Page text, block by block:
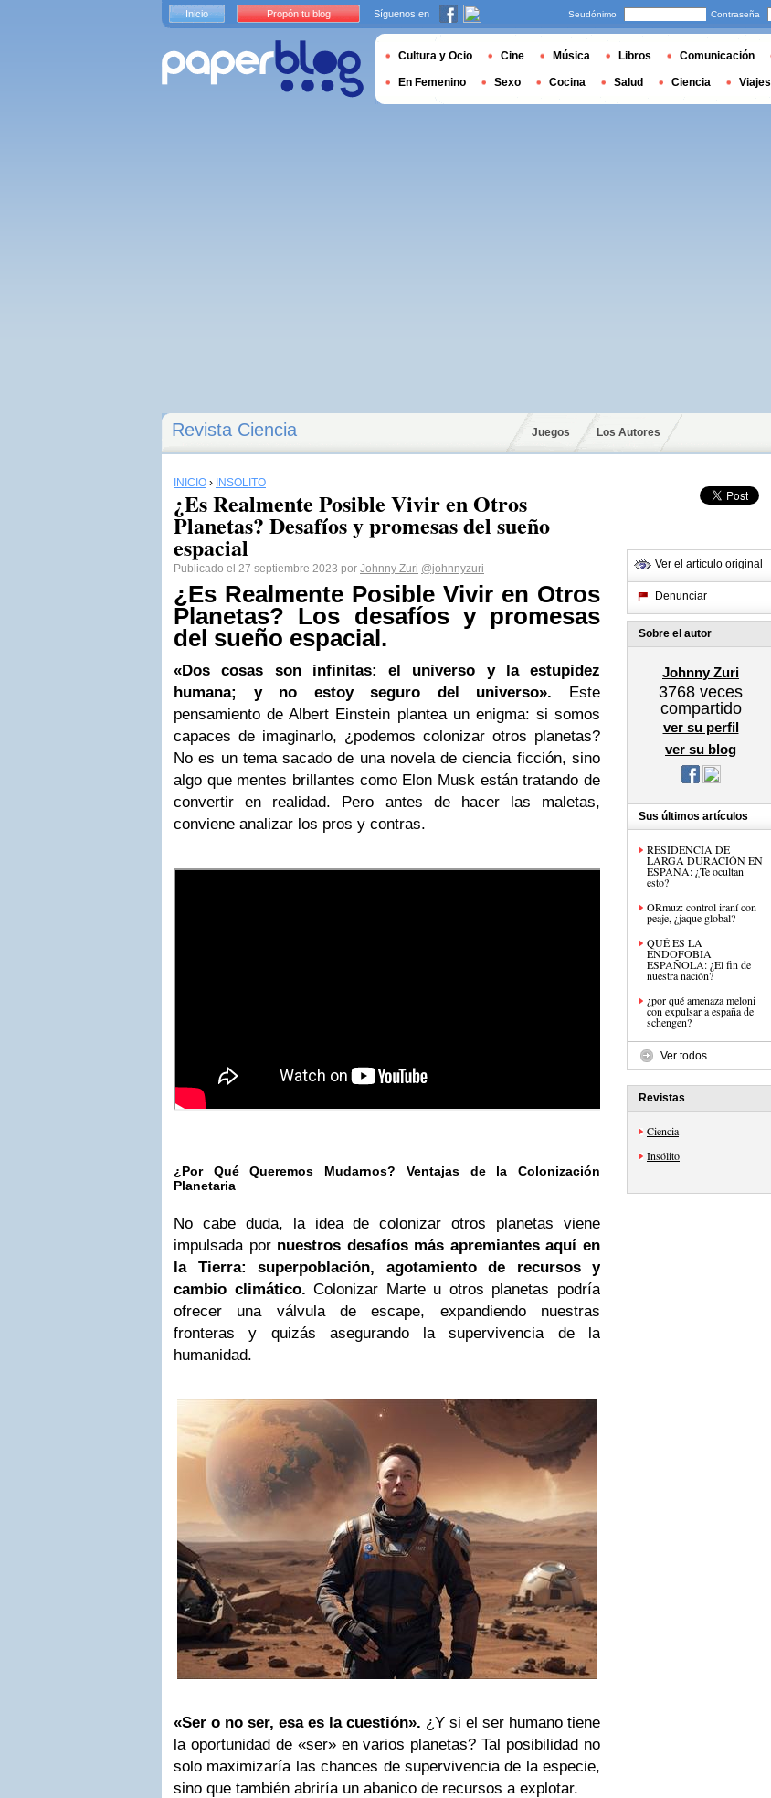
Revista Ciencia Juegos Los Autores
INICIO › INSÓLITO
¿Es Realmente Posible Vivir en Otros
Planetas? Desafíos y promesas del sueño
espacial
Publicado el 27 septiembre 2023 por Johnny Zuri @johnnyzuri
¿Es Realmente Posible Vivir en Otros
Planetas? Los desafíos y promesas
del sueño espacial.
«Dos cosas son infinitas: el universo y la estupidez
humana; y no estoy seguro del universo». Este
pensamiento de Albert Einstein plantea un enigma: si somos
capaces de imaginarlo, ¿podemos colonizar otros planetas?
No es un tema sacado de una novela de ciencia ficción, sino
algo que mentes brillantes como Elon Musk están tratando de
convertir en realidad. Pero antes de hacer las maletas,
conviene analizar los pros y contras.
¿Por Qué Queremos Mudarnos? Ventajas de la Colonización
Planetaria
No cabe duda, la idea de colonizar otros planetas viene
impulsada por nuestros desafíos más apremiantes aquí en
la Tierra: superpoblación, agotamiento de recursos y
cambio climático. Colonizar Marte u otros planetas podría
ofrecer una válvula de escape, expandiendo nuestras
fronteras y quizás asegurando la supervivencia de la
humanidad.
«Ser o no ser, esa es la cuestión». ¿Y si el ser humano tiene
la oportunidad de «ser» en varios planetas? Tal posibilidad no
solo maximizaría las chances de supervivencia de la especie,
sino que también abriría un abanico de recursos a explotar.
Ver el artículo original
Denunciar
Sobre el autor
Johnny Zuri
3768 veces
compartido
ver su perfil
ver su blog
Sus últimos artículos
RESIDENCIA DE
LARGA DURACIÓN EN
ESPAÑA: ¿Te ocultan
esto?
ORmuz: control iraní con
peaje, ¿jaque global?
QUÉ ES LA
ENDOFOBIA
ESPAÑOLA: ¿El fin de
nuestra nación?
¿por qué amenaza meloni
con expulsar a españa de
schengen?
Ver todos
Revistas
Ciencia
Insólito
Inicio Propón tu blog Síguenos en Seudónimo Contraseña
Cultura y Ocio Cine Música Libros Comunicación
En Femenino Sexo Cocina Salud Ciencia Viajes